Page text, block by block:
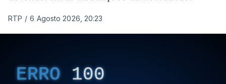
RTP / 6 Agosto 2026, 20:23
ERRO 100